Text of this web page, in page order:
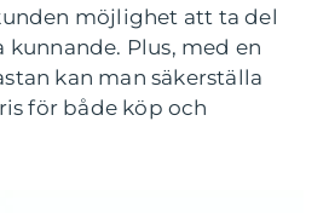
möjlighet att ta del
kunnande. Plus, med en
kan man säkerställa
för både köp och